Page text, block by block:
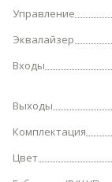
Управление
Эквалайзер
Входы
Выходы
Комплектация
Цвет